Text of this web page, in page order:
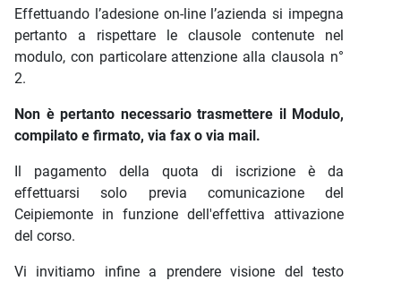
Effettuando l’adesione on-line l’azienda si impegna
pertanto a rispettare le clausole contenute nel
modulo, con particolare attenzione alla clausola n°
2.
Non è pertanto necessario trasmettere il Modulo,
compilato e firmato, via fax o via mail.
Il pagamento della quota di iscrizione è da
effettuarsi solo previa comunicazione del
Ceipiemonte in funzione dell'effettiva attivazione
del corso.
Vi invitiamo infine a prendere visione del testo